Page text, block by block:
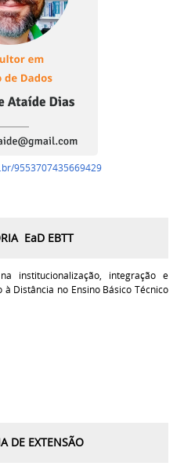
9553707435669429
EaD EBTT
institucionalização, integração e
Distância no Ensino Básico Técnico
DE EXTENSÃO